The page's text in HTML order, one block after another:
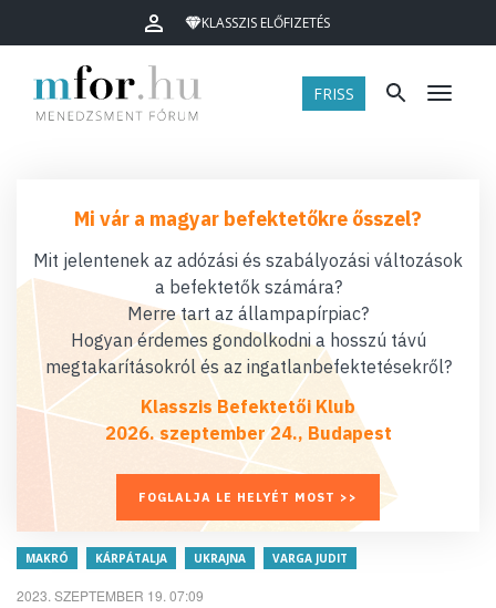
KLASSZIS ELŐFIZETÉS
FRISS Menü
Mi vár a magyar befektetőkre ősszel?
Mit jelentenek az adózási és szabályozási változások
a befektetők számára?
Merre tart az állampapírpiac?
Hogyan érdemes gondolkodni a hosszú távú
megtakarításokról és az ingatlanbefektetésekről?
Klasszis Befektetői Klub
2026. szeptember 24., Budapest
FOGLALJA LE HELYÉT MOST >>
MAKRÓ KÁRPÁTALJA UKRAJNA VARGA JUDIT
2023. SZEPTEMBER 19. 07:09